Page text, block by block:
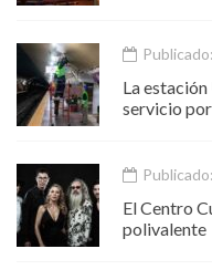
La estación
servicio
El Centro
polivalente